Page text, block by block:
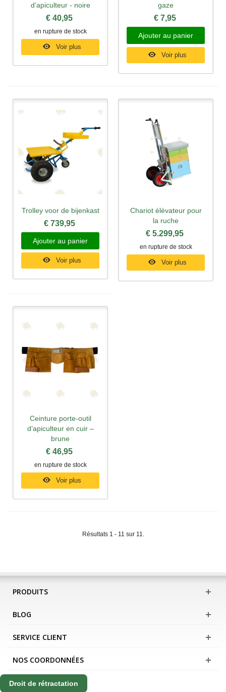
d’apiculteur - noire
€ 40,95
en rupture de stock
Voir plus
gaze
€ 7,95
Ajouter au panier
Voir plus
Trolley voor de bijenkast
€ 739,95
Ajouter au panier
Voir plus
Chariot élévateur pour
la ruche
€ 5.299,95
en rupture de stock
Voir plus
Ceinture porte-outil
d’apiculteur en cuir –
brune
€ 46,95
en rupture de stock
Voir plus
Résultats 1 - 11 sur 11.
PRODUITS
BLOG
SERVICE CLIENT
NOS COORDONNÉES
Droit de rétractation